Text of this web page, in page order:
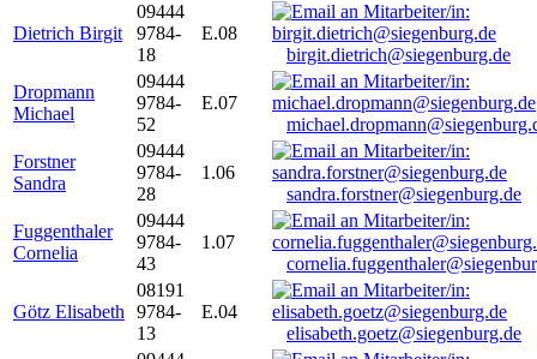
Dietrich Birgit
09444
9784-
18
E.08
birgit.dietrich@siegenburg.de
Dropmann
Michael
09444
9784-
52
E.07
Forstner
Sandra
09444
9784-
28
1.06
sandra.forstner@siegenburg.de
Fuggenthaler
Cornelia
09444
9784-
43
1.07
Götz Elisabeth
08191
9784-
13
E.04
elisabeth.goetz@siegenburg.de